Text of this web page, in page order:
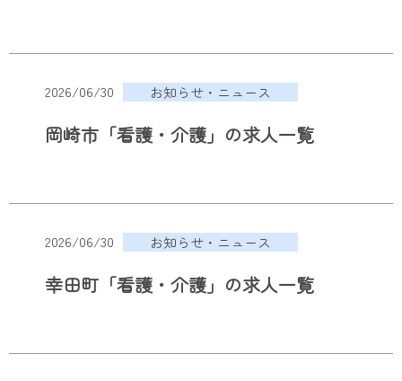
2026/06/30 お知らせ・ニュース
岡崎市「看護・介護」の求人一覧
2026/06/30 お知らせ・ニュース
幸田町「看護・介護」の求人一覧